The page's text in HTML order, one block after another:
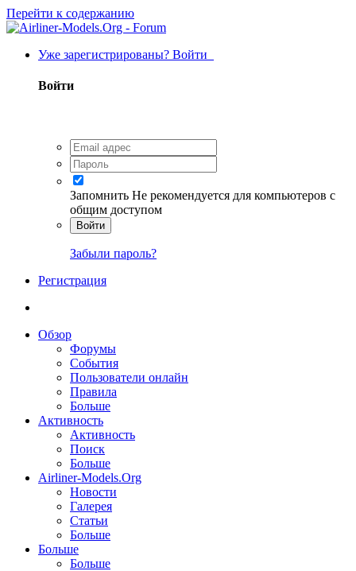
Перейти к содержанию
Уже зарегистрированы? Войти
Войти
Запомнить Не рекомендуется для компьютеров с
общим доступом
Войти
Забыли пароль?
Регистрация
Обзор
Форумы
События
Пользователи онлайн
Правила
Больше
Активность
Активность
Поиск
Больше
Airliner-Models.Org
Новости
Галерея
Статьи
Больше
Больше
Больше